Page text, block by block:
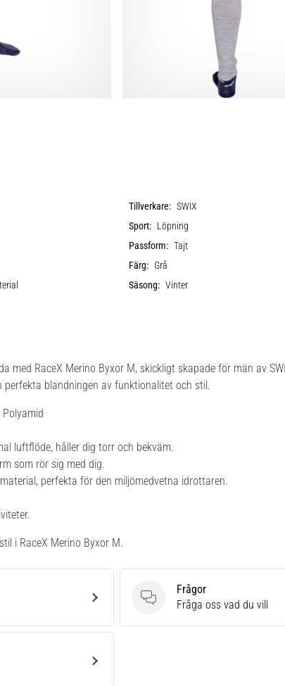
Tillverkare: SWIX
Sport: Löpning
Passform: Tajt
Färg: Grå
Säsong: Vinter
med RaceX Merino Byxor M, skickligt skapade för män av
perfekta blandningen av funktionalitet och stil.
Polyamid
luftflöde, håller dig torr och bekväm.
som rör sig med dig.
perfekta för den miljömedvetna idrottaren.
i RaceX Merino Byxor M.
Frågor
Frågor
Fråga oss vad du vill